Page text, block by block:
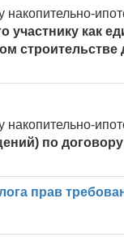
накопительно-
участнику
накопительно-
по договору
прав